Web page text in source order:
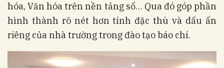
hóa, Văn hóa trên nền tảng số… Qua đó góp phần
hình thành rõ nét hơn tính đặc thù và dấu ấn
riêng của nhà trường trong đào tạo báo chí.